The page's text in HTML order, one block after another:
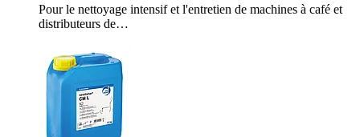
Pour le nettoyage intensif et l'entretien de machines à café et
distributeurs de…